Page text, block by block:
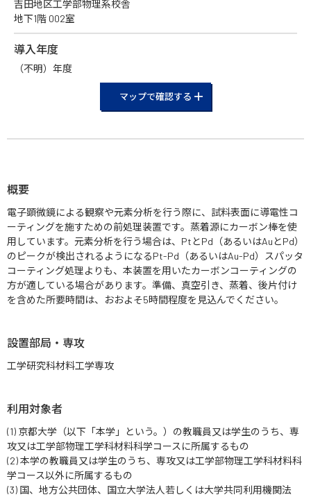
吉田地区工学部物理系校舎
地下1階 002室
導入年度
（不明）年度
マップで確認する
概要
電子顕微鏡による観察や元素分析を行う際に、試料表面に導電性コ
ーティングを施すための前処理装置です。蒸着源にカーボン棒を使
用しています。元素分析を行う場合は、PtとPd（あるいはAuとPd）
のピークが検出されるようになるPt-Pd（あるいはAu-Pd）スパッタ
コーティング処理よりも、本装置を用いたカーボンコーティングの
方が適している場合があります。準備、真空引き、蒸着、後片付け
を含めた所要時間は、おおよそ5時間程度を見込んでください。
設置部局・専攻
工学研究科材料工学専攻
利用対象者
(1) 京都大学（以下「本学」という。）の教職員又は学生のうち、専
攻又は工学部物理工学科材料科学コースに所属するもの
(2) 本学の教職員又は学生のうち、専攻又は工学部物理工学科材料科
学コース以外に所属するもの
(3) 国、地方公共団体、国立大学法人若しくは大学共同利用機関法